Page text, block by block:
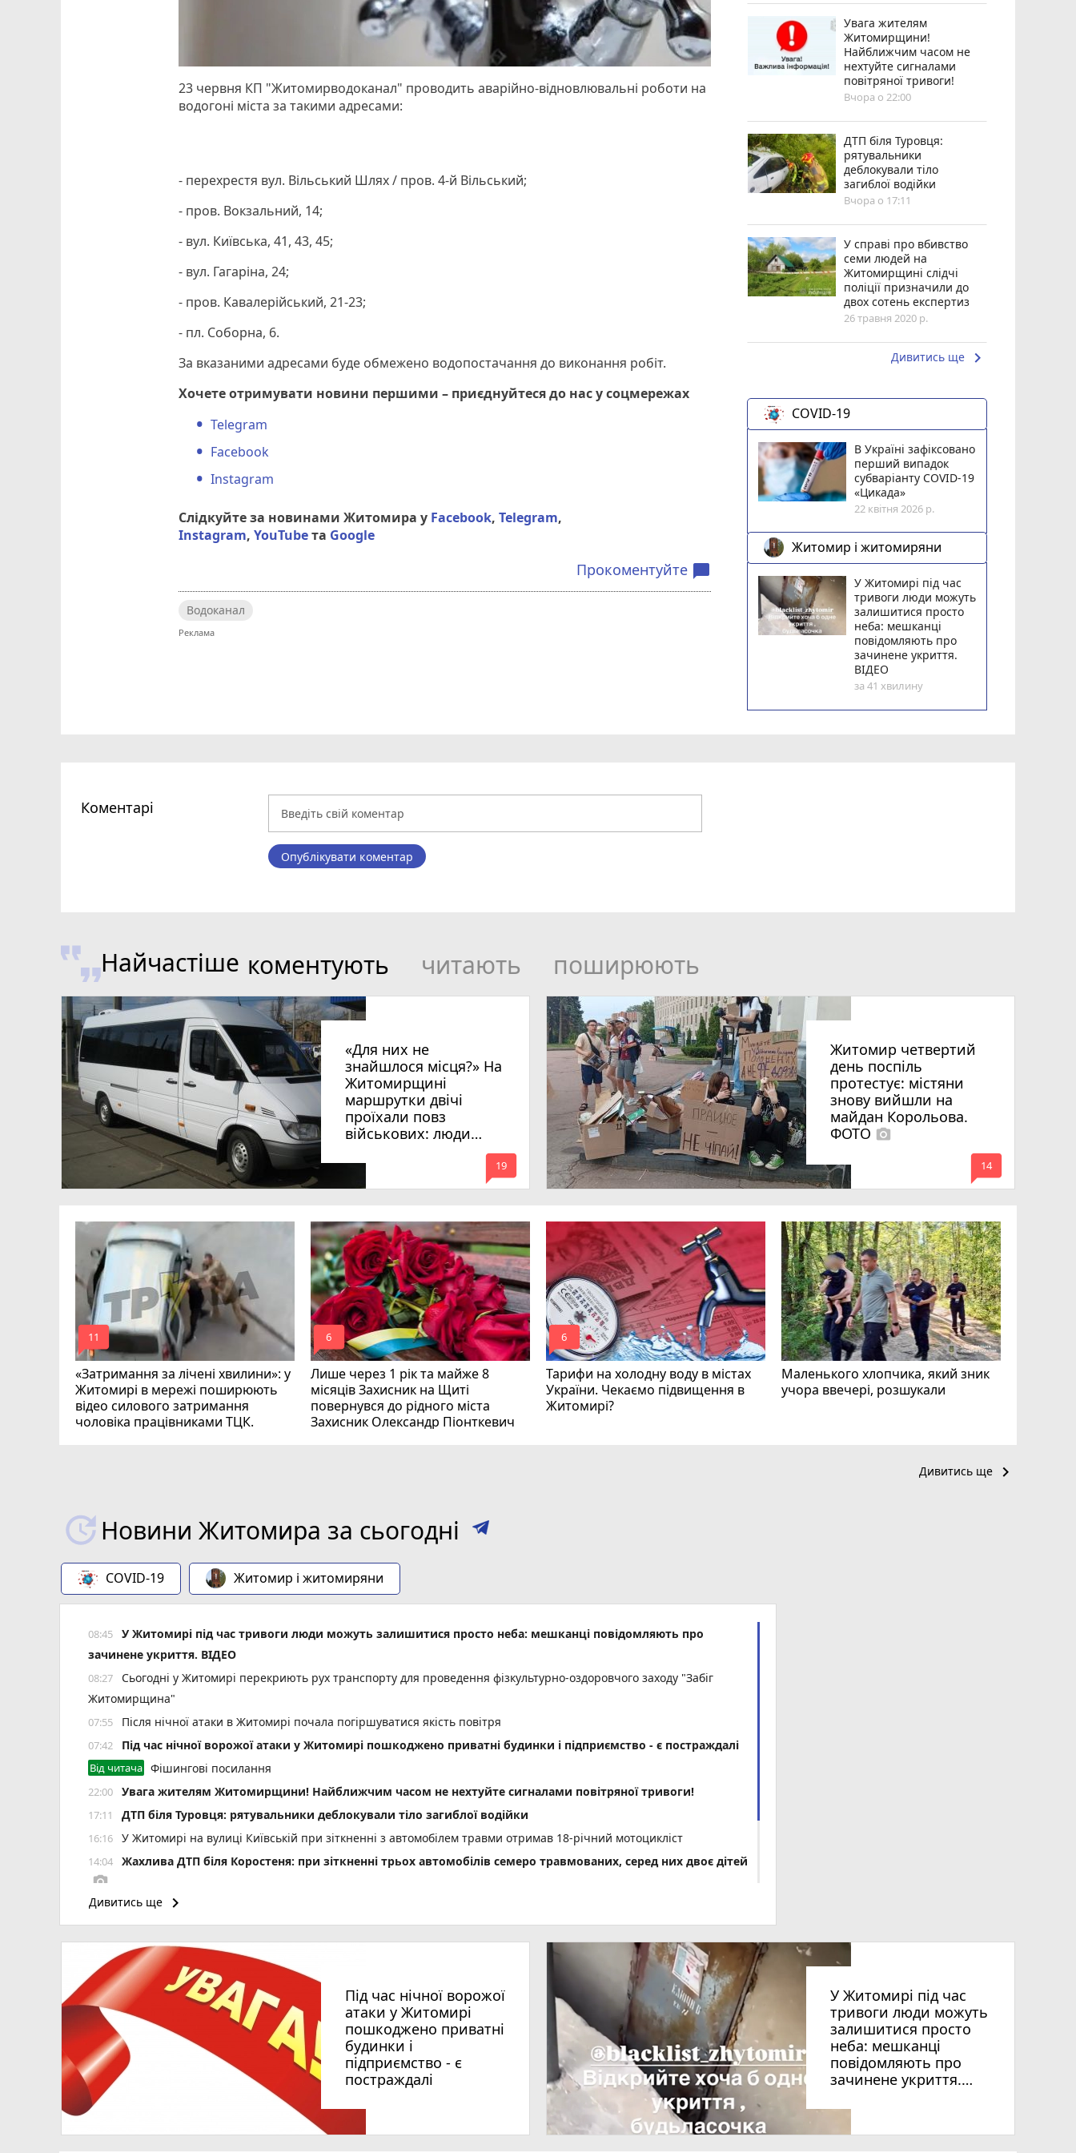
23 червня КП "Житомирводоканал" проводить аварійно-відновлювальні роботи на
водогоні міста за такими адресами:
- перехрестя вул. Вільський Шлях / пров. 4-й Вільський;
- пров. Вокзальний, 14;
- вул. Київська, 41, 43, 45;
- вул. Гагаріна, 24;
- пров. Кавалерійський, 21-23;
- пл. Соборна, 6.
За вказаними адресами буде обмежено водопостачання до виконання робіт.
Хочете отримувати новини першими – приєднуйтеся до нас у соцмережах
Telegram
Facebook
Instagram
Слідкуйте за новинами Житомира у Facebook,Telegram,
Instagram,YouTubeта Google
Прокоментуйте chat_bubble
Водоканал
Увага жителям
Житомирщини!
Найближчим часом не
нехтуйте сигналами
повітряної тривоги!
Вчора о 22:00
ДТП біля Туровця:
рятувальники
деблокували тіло
загиблої водійки
Вчора о 17:11
У справі про вбивство
семи людей на
Житомирщині слідчі
поліції призначили до
двох сотень експертиз
26 травня 2020 р.
Дивитись ще keyboard_arrow_right
COVID-19
В Україні зафіксовано
перший випадок
субваріанту COVID-19
«Цикада»
22 квітня 2026 р.
Житомир і житомиряни
У Житомирі під час
тривоги люди можуть
залишитися просто
неба: мешканці
повідомляють про
зачинене укриття.
ВІДЕО
за 41 хвилину
Коментарі
Опублікувати коментар
Найчастіше коментують читають поширюють
«Для них не
знайшлося місця?» На
Житомирщині
маршрутки двічі
проїхали повз
військових: люди
вимагають покарати
винних
mode_comment
19
Житомир четвертий
день поспіль
протестує: містяни
знову вийшли на
майдан Корольова.
ФОТО photo_camera
mode_comment
14
«Затримання за лічені хвилини»: у
Житомирі в мережі поширюють
відео силового затримання
чоловіка працівниками ТЦК.
mode_comment
11
Лише через 1 рік та майже 8
місяців Захисник на Щиті
повернувся до рідного міста
Захисник Олександр Піонткевич
mode_comment
6
Тарифи на холодну воду в містах
України. Чекаємо підвищення в
Житомирі?
mode_comment
6
Маленького хлопчика, який зник
учора ввечері, розшукали
Дивитись ще keyboard_arrow_right
Новини Житомира за сьогодні
COVID-19 Житомир і житомиряни
08:45
У Житомирі під час тривоги люди можуть залишитися просто неба: мешканці повідомляють про
зачинене укриття. ВІДЕО
08:27
Сьогодні у Житомирі перекриють рух транспорту для проведення фізкультурно-оздоровчого заходу "Забіг
Житомирщина"
07:55 Після нічної атаки в Житомирі почала погіршуватися якість повітря
07:42 Під час нічної ворожої атаки у Житомирі пошкоджено приватні будинки і підприємство - є постраждалі
Від читача Фішингові посилання
22:00 Увага жителям Житомирщини! Найближчим часом не нехтуйте сигналами повітряної тривоги!
17:11 ДТП біля Туровця: рятувальники деблокували тіло загиблої водійки
16:16 У Житомирі на вулиці Київській при зіткненні з автомобілем травми отримав 18-річний мотоцикліст
14:04 Жахлива ДТП біля Коростеня: при зіткненні трьох автомобілів семеро травмованих, серед них двоє дітей
photo_camera
13:15 Пенсія може зрости більш ніж на 50%: як збільшити виплати
12:35 Штраф за неволодіння державною мовою: деталі нового законопроєкту
Борщівник: як уберегтися?
Дивитись ще keyboard_arrow_right
Під час нічної ворожої
атаки у Житомирі
пошкоджено приватні
будинки і
підприємство - є
постраждалі
У Житомирі під час
тривоги люди можуть
залишитися просто
неба: мешканці
повідомляють про
зачинене укриття.